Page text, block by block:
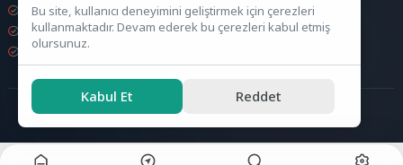
İndirim Hesaplama
Zam Hesaplama
Bileşik Hesaplama
Bu site, kullanıcı deneyimini geliştirmek için çerezleri
kullanmaktadır. Devam ederek bu çerezleri kabul etmiş
olursunuz.
Kabul Et Reddet